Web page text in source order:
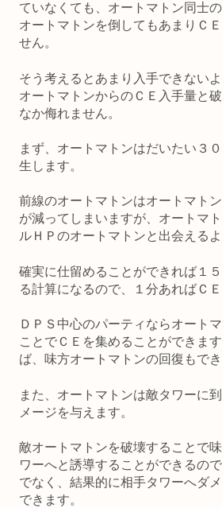
ていなくても、オートマトン同士
オートマトンを倒してもあまりＣ
せん。
そう考えるとあまり入手できない
オートマトンからのＣＥ入手量と
なか侮れません。
まず、オートマトンはだいたい３
生します。
前線のオートマトンはオートマト
が減ってしまいますが、オートマ
ルＨＰのオートマトンと出会えるよ
確実に仕留めることができれば１
る計算になるので、１分あればＣ
ＤＰＳ中心のパーティならオート
ことでＣＥを集めることができま
ば、味方オートマトンの回復もでき
また、オートマトンは敵タワーに
メージを与えます。
敵オートマトンを破壊することで
ワーへと誘導することができるの
でなく、結果的に相手タワーへダ
できます。